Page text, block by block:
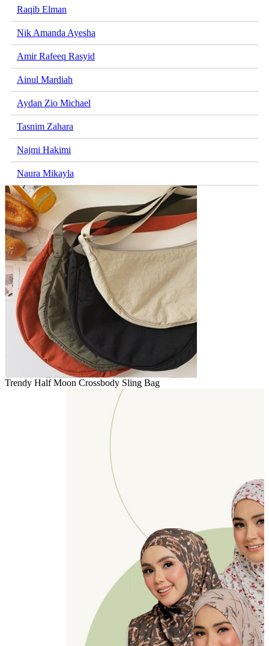
Raqib Elman
Nik Amanda Ayesha
Amir Rafeeq Rasyid
Ainul Mardiah
Aydan Zio Michael
Tasnim Zahara
Najmi Hakimi
Naura Mikayla
Trendy Half Moon Crossbody Sling Bag